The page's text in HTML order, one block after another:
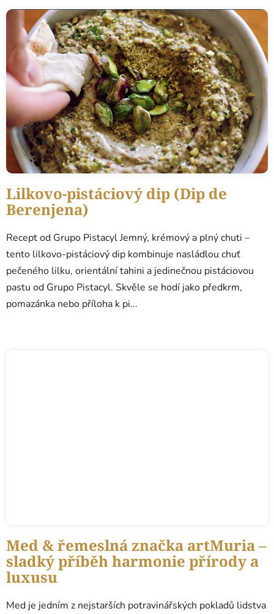
Lilkovo-pistáciový dip (Dip de
Berenjena)
Recept od Grupo Pistacyl Jemný, krémový a plný chuti –
tento lilkovo-pistáciový dip kombinuje nasládlou chuť
pečeného lilku, orientální tahini a jedinečnou pistáciovou
pastu od Grupo Pistacyl. Skvěle se hodí jako předkrm,
pomazánka nebo příloha k pi...
Med & řemeslná značka artMuria –
sladký příběh harmonie přírody a
luxusu
Med je jedním z nejstarších potravinářských pokladů lidstva